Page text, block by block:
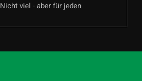
Nicht viel - aber für jeden